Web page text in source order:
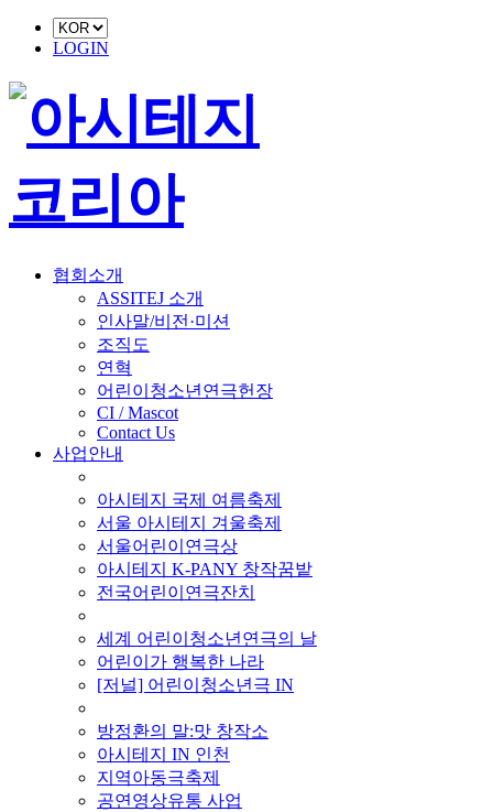
LOGIN
협회소개
ASSITEJ 소개
인사말/비전·미션
조직도
연혁
어린이청소년연극헌장
CI / Mascot
Contact Us
사업안내
아시테지 국제 여름축제
서울 아시테지 겨울축제
서울어린이연극상
아시테지 K-PANY 창작꿈밭
전국어린이연극잔치
세계 어린이청소년연극의 날
어린이가 행복한 나라
[저널] 어린이청소년극 IN
방정환의 말:맛 창작소
아시테지 IN 인천
지역아동극축제
공연영상유통 사업